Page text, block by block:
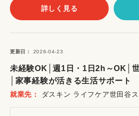
詳しく見る
更新日 2026-04-23
未経験OK│週1日・1日2h～OK│
│家事経験が活きる生活サポート
就業先 ダスキン ライフケア世田谷